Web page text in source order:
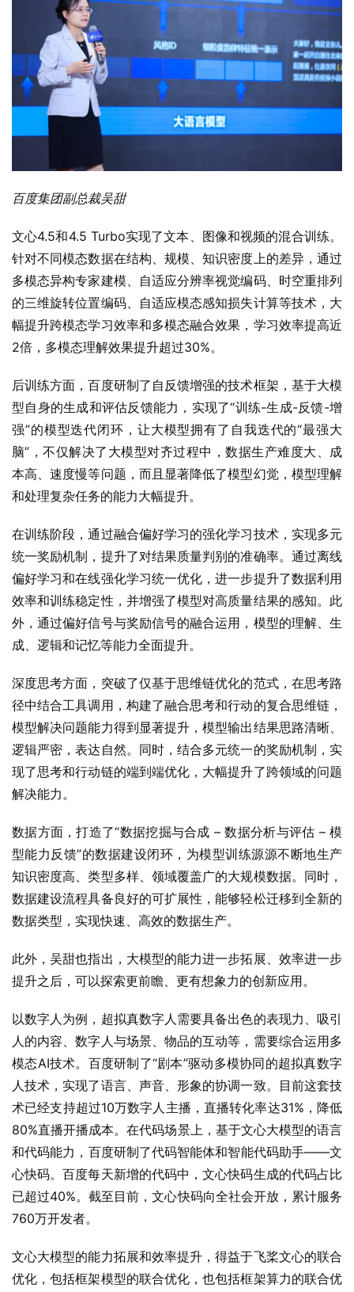
百度集团副总裁吴甜
文心4.5和4.5 Turbo实现了文本、图像和视频的混合训练。
针对不同模态数据在结构、规模、知识密度上的差异，通过
多模态异构专家建模、自适应分辨率视觉编码、时空重排列
的三维旋转位置编码、自适应模态感知损失计算等技术，大
幅提升跨模态学习效率和多模态融合效果，学习效率提高近
2倍，多模态理解效果提升超过30%。
后训练方面，百度研制了自反馈增强的技术框架，基于大模
型自身的生成和评估反馈能力，实现了“训练-生成-反馈-增
强”的模型迭代闭环，让大模型拥有了自我迭代的“最强大
脑”，不仅解决了大模型对齐过程中，数据生产难度大、成
本高、速度慢等问题，而且显著降低了模型幻觉，模型理解
和处理复杂任务的能力大幅提升。
在训练阶段，通过融合偏好学习的强化学习技术，实现多元
统一奖励机制，提升了对结果质量判别的准确率。通过离线
偏好学习和在线强化学习统一优化，进一步提升了数据利用
效率和训练稳定性，并增强了模型对高质量结果的感知。此
外，通过偏好信号与奖励信号的融合运用，模型的理解、生
成、逻辑和记忆等能力全面提升。
深度思考方面，突破了仅基于思维链优化的范式，在思考路
径中结合工具调用，构建了融合思考和行动的复合思维链，
模型解决问题能力得到显著提升，模型输出结果思路清晰、
逻辑严密，表达自然。同时，结合多元统一的奖励机制，实
现了思考和行动链的端到端优化，大幅提升了跨领域的问题
解决能力。
数据方面，打造了“数据挖掘与合成 – 数据分析与评估 – 模
型能力反馈”的数据建设闭环，为模型训练源源不断地生产
知识密度高、类型多样、领域覆盖广的大规模数据。同时，
数据建设流程具备良好的可扩展性，能够轻松迁移到全新的
数据类型，实现快速、高效的数据生产。
此外，吴甜也指出，大模型的能力进一步拓展、效率进一步
提升之后，可以探索更前瞻、更有想象力的创新应用。
以数字人为例，超拟真数字人需要具备出色的表现力、吸引
人的内容、数字人与场景、物品的互动等，需要综合运用多
模态AI技术。百度研制了“剧本”驱动多模协同的超拟真数字
人技术，实现了语言、声音、形象的协调一致。目前这套技
术已经支持超过10万数字人主播，直播转化率达31%，降低
80%直播开播成本。在代码场景上，基于文心大模型的语言
和代码能力，百度研制了代码智能体和智能代码助手——文
心快码。百度每天新增的代码中，文心快码生成的代码占比
已超过40%。截至目前，文心快码向全社会开放，累计服务
760万开发者。
文心大模型的能力拓展和效率提升，得益于飞桨文心的联合
优化，包括框架模型的联合优化，也包括框架算力的联合优